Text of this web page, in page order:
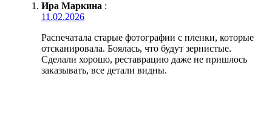
Ира Маркина :
11.02.2026
Распечатала старые фотографии с пленки, которые
отсканировала. Боялась, что будут зернистые.
Сделали хорошо, реставрацию даже не пришлось
заказывать, все детали видны.